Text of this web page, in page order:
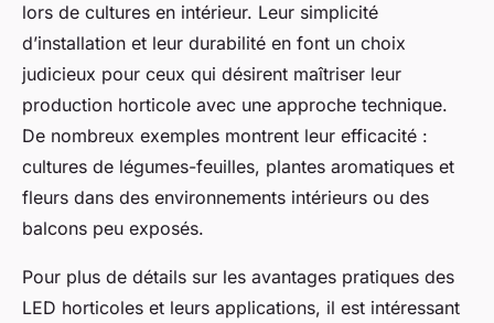
lors de cultures en intérieur. Leur simplicité
d’installation et leur durabilité en font un choix
judicieux pour ceux qui désirent maîtriser leur
production horticole avec une approche technique.
De nombreux exemples montrent leur efficacité :
cultures de légumes-feuilles, plantes aromatiques et
fleurs dans des environnements intérieurs ou des
balcons peu exposés.
Pour plus de détails sur les avantages pratiques des
LED horticoles et leurs applications, il est intéressant